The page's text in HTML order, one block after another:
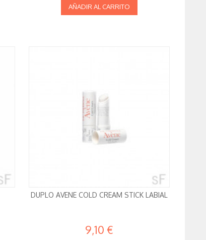
AÑADIR AL CARRITO
DUPLO AVENE COLD CREAM STICK LABIAL
9,10 €